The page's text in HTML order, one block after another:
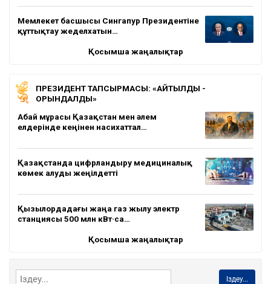
Мемлекет басшысы Сингапур Президентіне
құттықтау жеделхатын…
Қосымша жаңалықтар
ПРЕЗИДЕНТ ТАПСЫРМАСЫ: «АЙТЫЛДЫ -
ОРЫНДАЛДЫ»
Абай мұрасы Қазақстан мен әлем
елдерінде кеңінен насихаттал…
Қазақстанда цифрландыру медициналық
көмек алуды жеңілдетті
Қызылордадағы жаңа газ жылу электр
станциясы 500 млн кВт·са…
Қосымша жаңалықтар
Іздеу...